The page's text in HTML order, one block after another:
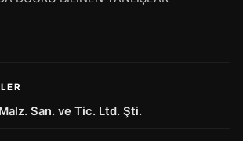
San. ve Tic. Ltd. Şti.